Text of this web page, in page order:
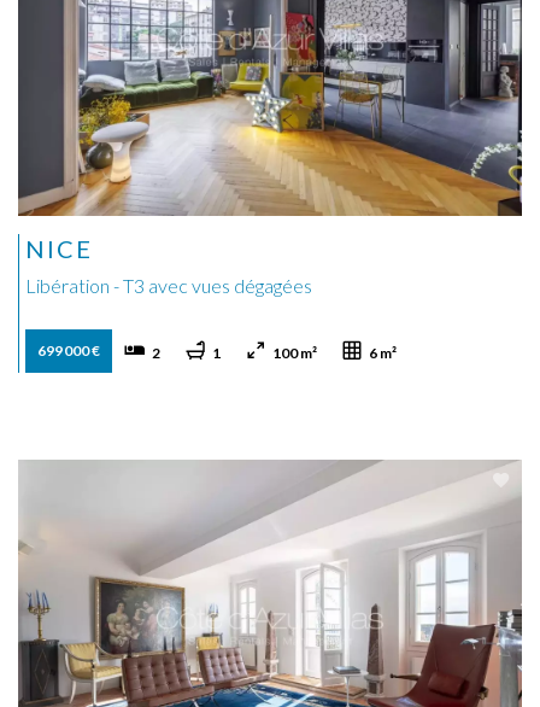
NICE
Libération - T3 avec vues dégagées
699 000 € 2 1 100 m² 6 m²